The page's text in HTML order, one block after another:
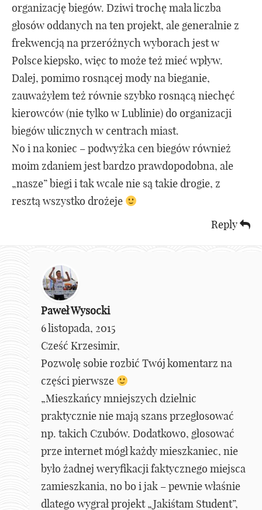
organizację biegów. Dziwi trochę mała liczba
głosów oddanych na ten projekt, ale generalnie z
frekwencją na przeróżnych wyborach jest w
Polsce kiepsko, więc to może też mieć wpływ.
Dalej, pomimo rosnącej mody na bieganie,
zauważyłem też równie szybko rosnącą niechęć
kierowców (nie tylko w Lublinie) do organizacji
biegów ulicznych w centrach miast.
No i na koniec – podwyżka cen biegów również
moim zdaniem jest bardzo prawdopodobna, ale
„nasze” biegi i tak wcale nie są takie drogie, z
resztą wszystko drożeje
Reply
Paweł Wysocki
6 listopada, 2015
Cześć Krzesimir,
Pozwolę sobie rozbić Twój komentarz na
części pierwsze
„Mieszkańcy mniejszych dzielnic
praktycznie nie mają szans przegłosować
np. takich Czubów. Dodatkowo, głosować
prze internet mógł każdy mieszkaniec, nie
było żadnej weryfikacji faktycznego miejsca
zamieszkania, no bo i jak – pewnie właśnie
dlatego wygrał projekt „Jakiśtam Student”,